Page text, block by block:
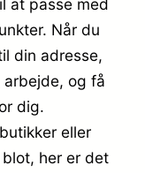
at passe med
Når du
din adresse,
og få
dig.
eller
her er det